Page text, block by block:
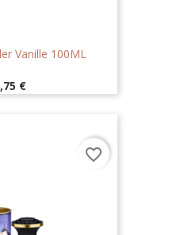
Vanille 100ML
€
favorite_border